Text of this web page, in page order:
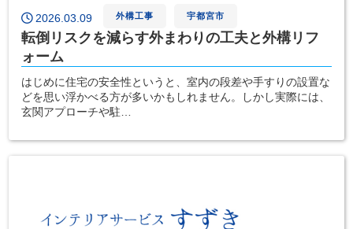
2026.03.09 外構工事 宇都宮市
転倒リスクを減らす外まわりの工夫と外構リフ
ォーム
はじめに住宅の安全性というと、室内の段差や手すりの設置な
どを思い浮かべる方が多いかもしれません。しかし実際には、
玄関アプローチや駐…